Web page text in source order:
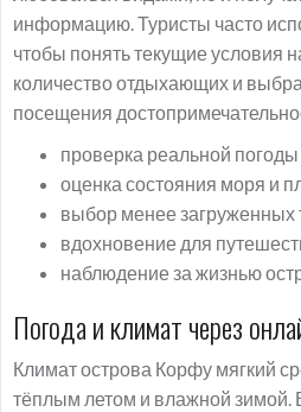
информацию. Туристы часто
чтобы понять текущие условия
количество отдыхающих и
посещения
проверка реальной
оценка состояния моря и
выбор менее загруженных
вдохновение для
наблюдение за жизнью
Погода и климат через
Климат острова Корфу мягкий
тёплым летом и влажной